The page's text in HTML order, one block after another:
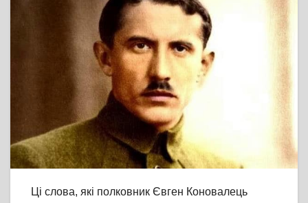
Ці слова, які полковник Євген Коновалець